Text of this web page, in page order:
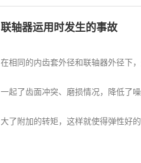
联轴器运用时发生的事故
在相同的内齿套外径和联轴器外径下
一起了齿面冲突、磨损情况，降低了
大了附加的转矩，这样就使得弹性好